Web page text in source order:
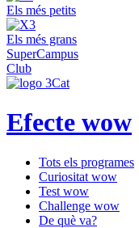
Els més petits
Els més grans
SuperCampus
Club
Efecte wow
Tots els programes
Curiositat wow
Test wow
Challenge wow
De què va?